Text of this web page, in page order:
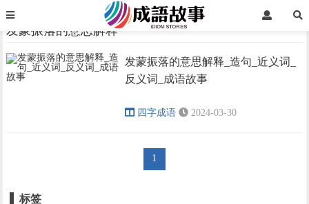
› ›
发蒙振落的意思解释
发蒙振落的意思解释
发蒙振落的意思解释_造句_近义词_
反义词_成语故事
四字成语 2024-03-30
1
标签